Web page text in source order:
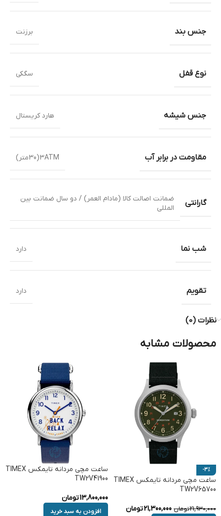
جنس بند برزنت
نوع قفل سگکی
جنس شیشه هارد کریستال
مقاومت در برابر آب 3ATM(30متر)
گارانتی
ضمانت اصالت کالا (مادام العمر) / دو سال ضمانت بین
المللی
شب نما دارد
تقویم دارد
نظرات (0)
محصولات مشابه
-3%
ساعت مچی مردانه تایمکس TIMEX
TW2V65700
21,930,000تومان 21,300,000تومان
ساعت مچی مردانه تایمکس TIMEX
TW2V41900
13,800,000تومان
افزودن به سبد خرید